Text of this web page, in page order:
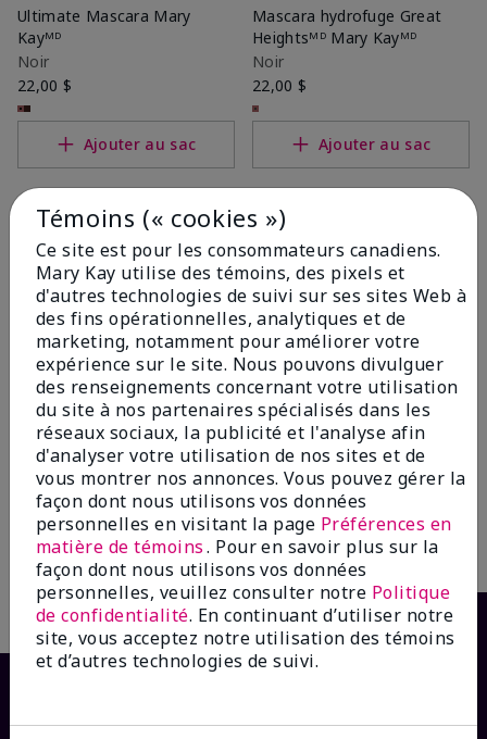
Ultimate Mascara Mary
Kayᴹᴰ
Noir
22,00 $
Ajouter au sac
Mascara hydrofuge Great
Heightsᴹᴰ Mary Kayᴹᴰ
Noir
22,00 $
Ajouter au sac
Mascara Lash Intensityᴹᴰ
Noir
25,00 $
Ajouter au sac
Témoins (« cookies »)
Ce site est pour les consommateurs canadiens.
Mary Kay utilise des témoins, des pixels et
d'autres technologies de suivi sur ses sites Web à
des fins opérationnelles, analytiques et de
marketing, notamment pour améliorer votre
expérience sur le site. Nous pouvons divulguer
des renseignements concernant votre utilisation
du site à nos partenaires spécialisés dans les
réseaux sociaux, la publicité et l'analyse afin
d'analyser votre utilisation de nos sites et de
vous montrer nos annonces. Vous pouvez gérer la
façon dont nous utilisons vos données
personnelles en visitant la page Préférences en
matière de témoins. Pour en savoir plus sur la
façon dont nous utilisons vos données
personnelles, veuillez consulter notre Politique
de confidentialité. En continuant d’utiliser notre
site, vous acceptez notre utilisation des témoins
et d’autres technologies de suivi.